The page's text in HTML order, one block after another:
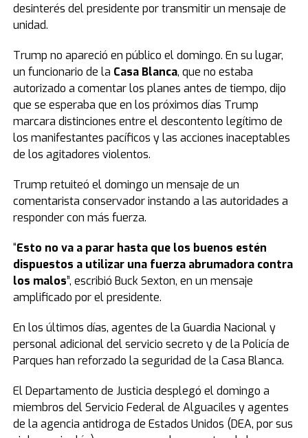
desinterés del presidente por transmitir un mensaje de
unidad.
Trump no apareció en público el domingo. En su lugar,
un funcionario de la Casa Blanca, que no estaba
autorizado a comentar los planes antes de tiempo, dijo
que se esperaba que en los próximos días Trump
marcara distinciones entre el descontento legítimo de
los manifestantes pacíficos y las acciones inaceptables
de los agitadores violentos.
Trump retuiteó el domingo un mensaje de un
comentarista conservador instando a las autoridades a
responder con más fuerza.
“Esto no va a parar hasta que los buenos estén
dispuestos a utilizar una fuerza abrumadora contra
los malos”, escribió Buck Sexton, en un mensaje
amplificado por el presidente.
En los últimos días, agentes de la Guardia Nacional y
personal adicional del servicio secreto y de la Policía de
Parques han reforzado la seguridad de la Casa Blanca.
El Departamento de Justicia desplegó el domingo a
miembros del Servicio Federal de Alguaciles y agentes
de la agencia antidroga de Estados Unidos (DEA, por sus